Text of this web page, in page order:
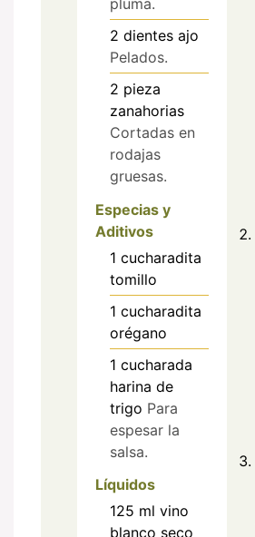
2 dientes ajo
Pelados.
2 pieza
zanahorias
Cortadas en
rodajas
gruesas.
Especias y
Aditivos
1 cucharadita
tomillo
1 cucharadita
orégano
1 cucharada
harina de
trigo Para
espesar la
salsa.
Líquidos
125 ml vino
blanco seco